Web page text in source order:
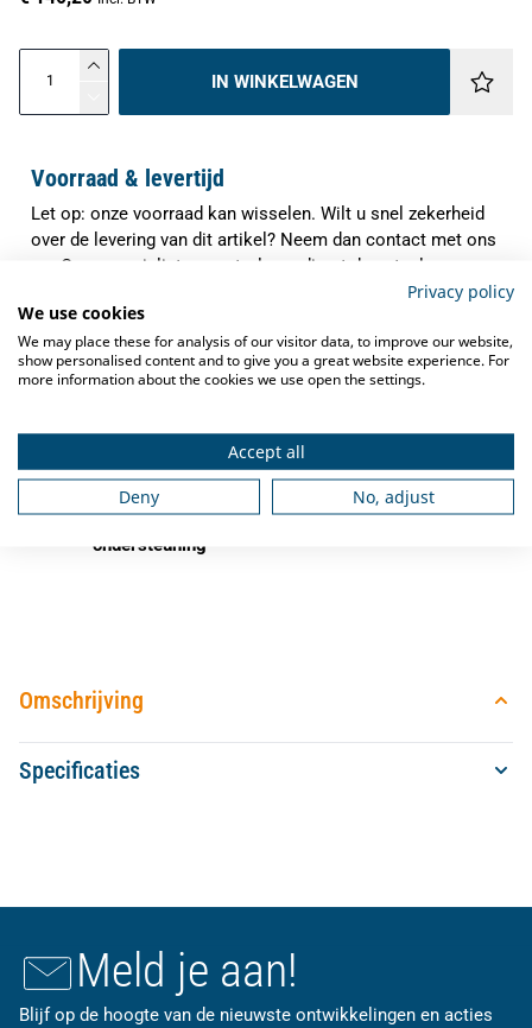
IN WINKELWAGEN
Voorraad & levertijd
Let op: onze voorraad kan wisselen. Wilt u snel zekerheid
over de levering van dit artikel? Neem dan contact met ons
op. Onze specialisten controleren direct de actuele
voorraad en verwachte levertijd, zodat u precies weet waar
u aan toe bent.
✓ Indien op voorraad binnen1-3 werkdagen
verzonden
✓
✓ Deskundig adviesvan grootkeukenspecialisten
✓ Ook na aankoop bieden weservice en
ondersteuning
Omschrijving
Specificaties
Meld je aan!
Blijf op de hoogte van de nieuwste ontwikkelingen en acties
Privacy policy
We use cookies
We may place these for analysis of our visitor data, to improve our website,
show personalised content and to give you a great website experience. For
more information about the cookies we use open the settings.
Accept all
Deny
No, adjust